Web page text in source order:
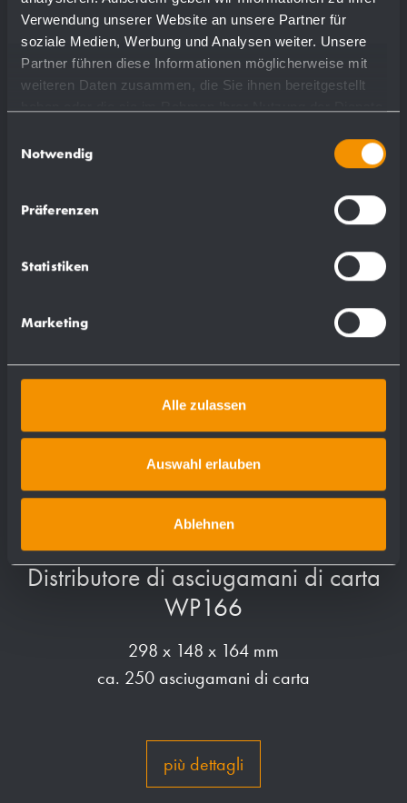
Verwendung unserer Website an unsere Partner für
soziale Medien, Werbung und Analysen weiter. Unsere
Partner führen diese Informationen möglicherweise mit
weiteren Daten zusammen, die Sie ihnen bereitgestellt
Notwendig
Präferenzen
Statistiken
Marketing
Alle zulassen
Auswahl erlauben
Ablehnen
più dettagli
Distributore di asciugamani di carta
WP166
298 x 148 x 164 mm
ca. 250 asciugamani di carta
più dettagli